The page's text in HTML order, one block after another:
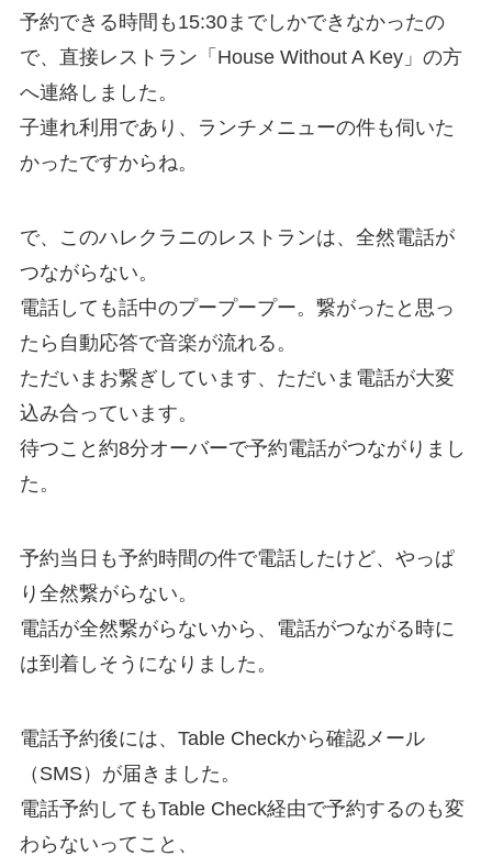
予約できる時間も15:30までしかできなかったの
で、直接レストラン「House Without A Key」の方
へ連絡しました。
子連れ利用であり、ランチメニューの件も伺いた
かったですからね。
で、このハレクラニのレストランは、全然電話が
つながらない。
電話しても話中のプープープー。繋がったと思っ
たら自動応答で音楽が流れる。
ただいまお繋ぎしています、ただいま電話が大変
込み合っています。
待つこと約8分オーバーで予約電話がつながりまし
た。
予約当日も予約時間の件で電話したけど、やっぱ
り全然繋がらない。
電話が全然繋がらないから、電話がつながる時に
は到着しそうになりました。
電話予約後には、Table Checkから確認メール
（SMS）が届きました。
電話予約してもTable Check経由で予約するのも変
わらないってこと、